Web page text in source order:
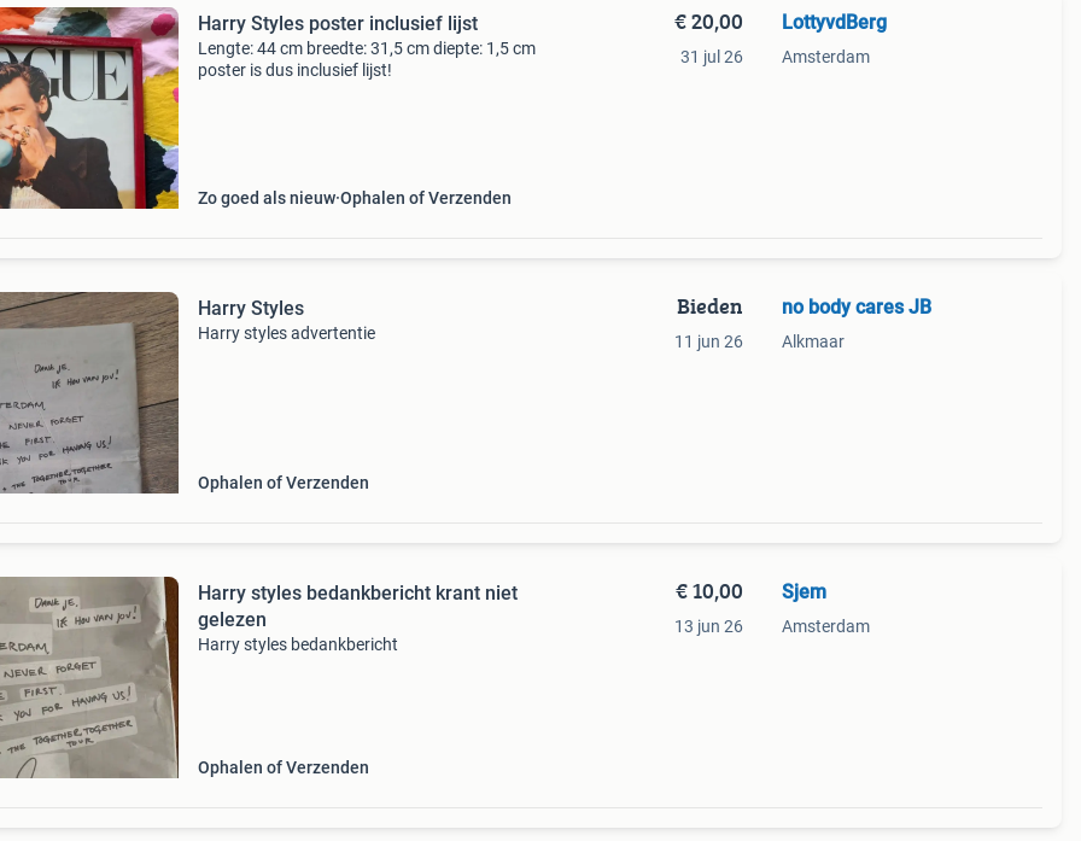
Harry Styles poster inclusief lijst
Lengte: 44 cm breedte: 31,5 cm diepte: 1,5 cm
poster is dus inclusief lijst!
Zo goed als nieuw Ophalen of Verzenden
€ 20,00
31 jul 26
LottyvdBerg
Amsterdam
Harry Styles
Harry styles advertentie
Ophalen of Verzenden
Bieden
11 jun 26
no body cares JB
Alkmaar
Harry styles bedankbericht krant niet
gelezen
Harry styles bedankbericht
Ophalen of Verzenden
€ 10,00
13 jun 26
Sjem
Amsterdam